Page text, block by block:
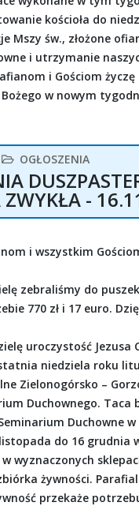
kościoła do
Mszy św., złożone
i utrzymanie
i Gościom życzę
Bożego w nowym
OGŁOSZENIA
ZWYKŁA -
i wszystkim
zebraliśmy do
770 zł i 17 euro.
uroczystość Jezusa
niedziela roku
Zielonogórsko –
Duchownego. Taca
Duchowne w
do 16 grudnia
wyznaczonych
żywności.
przekaże